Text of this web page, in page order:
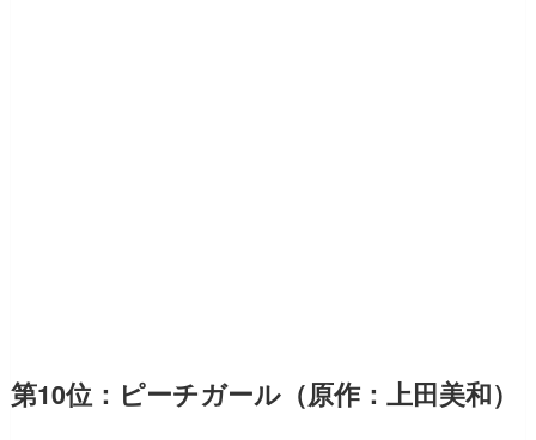
第10位：ピーチガール（原作：上田美和）